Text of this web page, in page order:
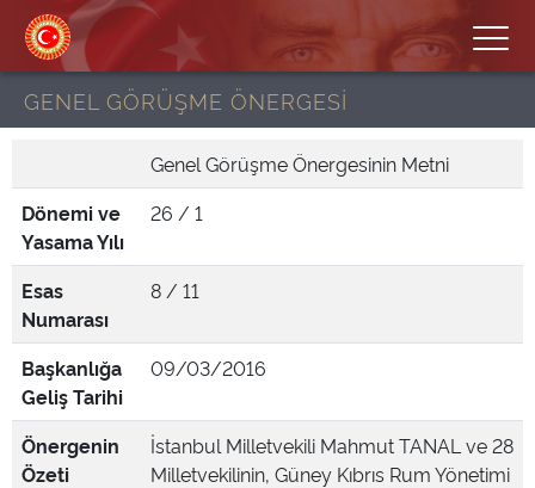
GENEL GÖRÜŞME ÖNERGESİ
Genel Görüşme Önergesinin Metni
Dönemi ve
Yasama Yılı
26 / 1
Esas
Numarası
8 / 11
Başkanlığa
Geliş Tarihi
09/03/2016
Önergenin
Özeti
İstanbul Milletvekili Mahmut TANAL ve 28
Milletvekilinin, Güney Kıbrıs Rum Yönetimi